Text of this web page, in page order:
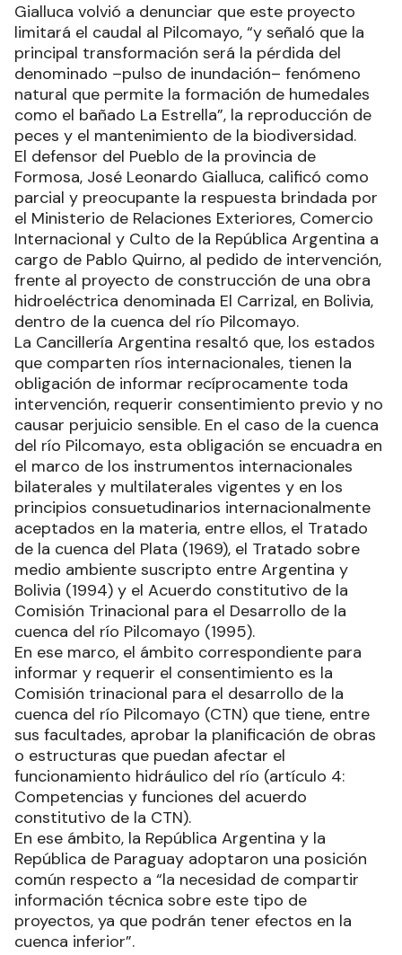
Gialluca volvió a denunciar que este proyecto
limitará el caudal al Pilcomayo, “y señaló que la
principal transformación será la pérdida del
denominado –pulso de inundación– fenómeno
natural que permite la formación de humedales
como el bañado La Estrella”, la reproducción de
peces y el mantenimiento de la biodiversidad.
El defensor del Pueblo de la provincia de
Formosa, José Leonardo Gialluca, calificó como
parcial y preocupante la respuesta brindada por
el Ministerio de Relaciones Exteriores, Comercio
Internacional y Culto de la República Argentina a
cargo de Pablo Quirno, al pedido de intervención,
frente al proyecto de construcción de una obra
hidroeléctrica denominada El Carrizal, en Bolivia,
dentro de la cuenca del río Pilcomayo.
La Cancillería Argentina resaltó que, los estados
que comparten ríos internacionales, tienen la
obligación de informar recíprocamente toda
intervención, requerir consentimiento previo y no
causar perjuicio sensible. En el caso de la cuenca
del río Pilcomayo, esta obligación se encuadra en
el marco de los instrumentos internacionales
bilaterales y multilaterales vigentes y en los
principios consuetudinarios internacionalmente
aceptados en la materia, entre ellos, el Tratado
de la cuenca del Plata (1969), el Tratado sobre
medio ambiente suscripto entre Argentina y
Bolivia (1994) y el Acuerdo constitutivo de la
Comisión Trinacional para el Desarrollo de la
cuenca del río Pilcomayo (1995).
En ese marco, el ámbito correspondiente para
informar y requerir el consentimiento es la
Comisión trinacional para el desarrollo de la
cuenca del río Pilcomayo (CTN) que tiene, entre
sus facultades, aprobar la planificación de obras
o estructuras que puedan afectar el
funcionamiento hidráulico del río (artículo 4:
Competencias y funciones del acuerdo
constitutivo de la CTN).
En ese ámbito, la República Argentina y la
República de Paraguay adoptaron una posición
común respecto a “la necesidad de compartir
información técnica sobre este tipo de
proyectos, ya que podrán tener efectos en la
cuenca inferior”.